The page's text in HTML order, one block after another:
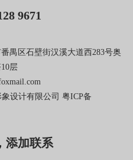
9671
禺区石壁街汉溪大道西283号奥
层
设计有限公司 粤ICP备
添加联系